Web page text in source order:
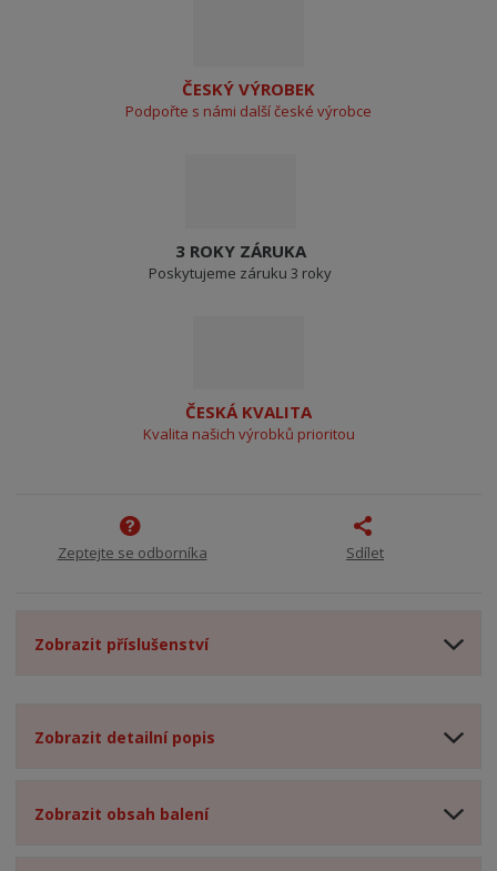
ČESKÝ VÝROBEK
Podpořte s námi další české výrobce
3 ROKY ZÁRUKA
Poskytujeme záruku 3 roky
ČESKÁ KVALITA
Kvalita našich výrobků prioritou
Zeptejte se odborníka Sdílet
Zobrazit příslušenství
Zobrazit detailní popis
Zobrazit obsah balení